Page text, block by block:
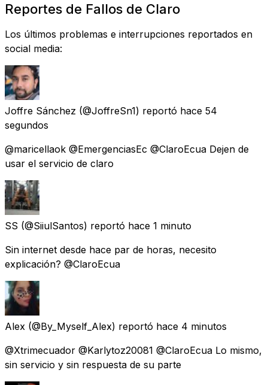
Reportes de Fallos de Claro
Los últimos problemas e interrupciones reportados en
social media:
Joffre Sánchez (@JoffreSn1) reportó hace 54
segundos
@maricellaok @EmergenciasEc @ClaroEcua Dejen de
usar el servicio de claro
SS (@SiiulSantos) reportó hace 1 minuto
Sin internet desde hace par de horas, necesito
explicación? @ClaroEcua
Alex (@By_Myself_Alex) reportó hace 4 minutos
@Xtrimecuador @Karlytoz20081 @ClaroEcua Lo mismo,
sin servicio y sin respuesta de su parte